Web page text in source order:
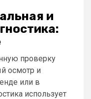
и
проверку
осмотр и
или в
использует